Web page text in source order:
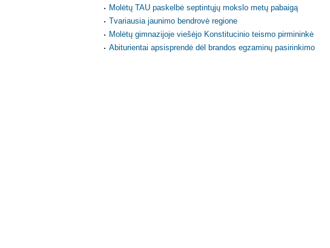
Molėtų TAU paskelbė septintųjų mokslo metų pabaigą
Tvariausia jaunimo bendrovė regione
Molėtų gimnazijoje viešėjo Konstitucinio teismo pirmininkė
Abiturientai apsisprendė dėl brandos egzaminų pasirinkimo